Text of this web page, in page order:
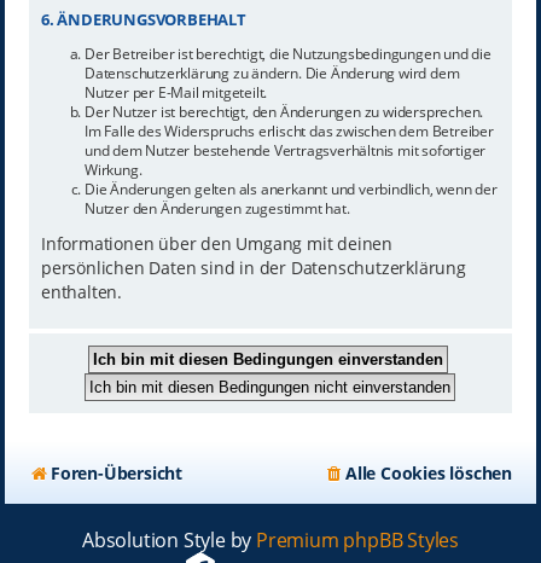
6. ÄNDERUNGSVORBEHALT
Der Betreiber ist berechtigt, die Nutzungsbedingungen und die
Datenschutzerklärung zu ändern. Die Änderung wird dem
Nutzer per E-Mail mitgeteilt.
Der Nutzer ist berechtigt, den Änderungen zu widersprechen.
Im Falle des Widerspruchs erlischt das zwischen dem Betreiber
und dem Nutzer bestehende Vertragsverhältnis mit sofortiger
Wirkung.
Die Änderungen gelten als anerkannt und verbindlich, wenn der
Nutzer den Änderungen zugestimmt hat.
Informationen über den Umgang mit deinen
persönlichen Daten sind in der Datenschutzerklärung
enthalten.
Foren-Übersicht Alle Cookies löschen
Absolution Style by Premium phpBB Styles